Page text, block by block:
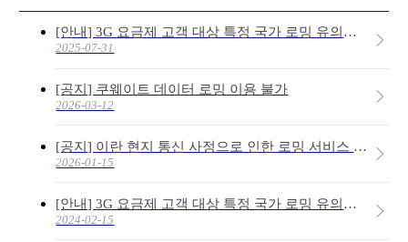
[안내] 3G 요금제 고객 대상 특정 국가 로밍 유의사항
2025-07-31
[공지] 쿠웨이트 데이터 로밍 이용 불가
2026-03-12
[공지] 이란 현지 통신 사정으로 인한 로밍 서비스 이용 불가 안내
2026-01-15
[안내] 3G 요금제 고객 대상 특정 국가 로밍 유의사항
2024-02-15